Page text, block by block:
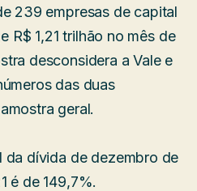
239 empresas de capital
R$ 1,21 trilhão no mês de
desconsidera a Vale e
das duas
geral.
da dívida de dezembro de
é de 149,7%.